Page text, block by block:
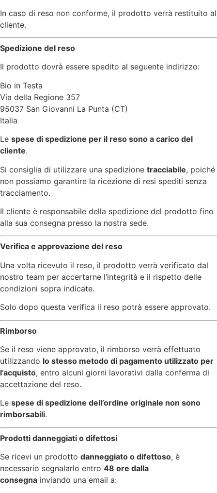
In caso di reso non conforme, il prodotto verrà restituito al
cliente.
Spedizione del reso
Il prodotto dovrà essere spedito al seguente indirizzo:
Bio in Testa
Via della Regione 357
95037 San Giovanni La Punta (CT)
Italia
Le spese di spedizione per il reso sono a carico del
cliente.
Si consiglia di utilizzare una spedizione tracciabile, poiché
non possiamo garantire la ricezione di resi spediti senza
tracciamento.
Il cliente è responsabile della spedizione del prodotto fino
alla sua consegna presso la nostra sede.
Verifica e approvazione del reso
Una volta ricevuto il reso, il prodotto verrà verificato dal
nostro team per accertarne l’integrità e il rispetto delle
condizioni sopra indicate.
Solo dopo questa verifica il reso potrà essere approvato.
Rimborso
Se il reso viene approvato, il rimborso verrà effettuato
utilizzando lo stesso metodo di pagamento utilizzato per
l’acquisto, entro alcuni giorni lavorativi dalla conferma di
accettazione del reso.
Le spese di spedizione dell’ordine originale non sono
rimborsabili.
Prodotti danneggiati o difettosi
Se ricevi un prodotto danneggiato o difettoso, è
necessario segnalarlo entro 48 ore dalla
consegna inviando una email a: